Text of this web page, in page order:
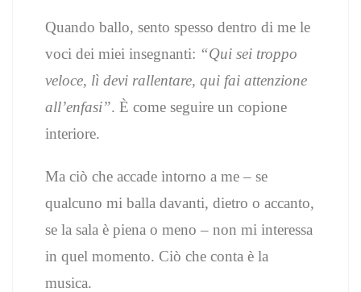
Quando ballo, sento spesso dentro di me le
voci dei miei insegnanti: “Qui sei troppo
veloce, lì devi rallentare, qui fai attenzione
all’enfasi”. È come seguire un copione
interiore.
Ma ciò che accade intorno a me – se
qualcuno mi balla davanti, dietro o accanto,
se la sala è piena o meno – non mi interessa
in quel momento. Ciò che conta è la
musica.